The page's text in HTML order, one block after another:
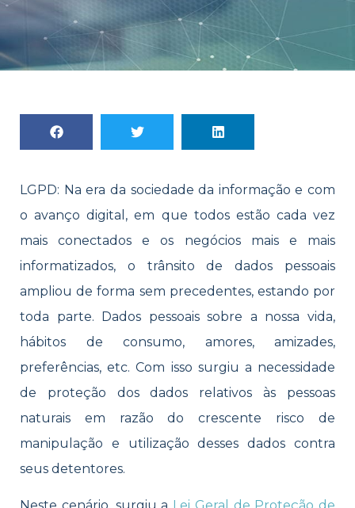
LGPD: Na era da sociedade da informação e com
o avanço digital, em que todos estão cada vez
mais conectados e os negócios mais e mais
informatizados, o trânsito de dados pessoais
ampliou de forma sem precedentes, estando por
toda parte. Dados pessoais sobre a nossa vida,
hábitos de consumo, amores, amizades,
preferências, etc. Com isso surgiu a necessidade
de proteção dos dados relativos às pessoas
naturais em razão do crescente risco de
manipulação e utilização desses dados contra
seus detentores.